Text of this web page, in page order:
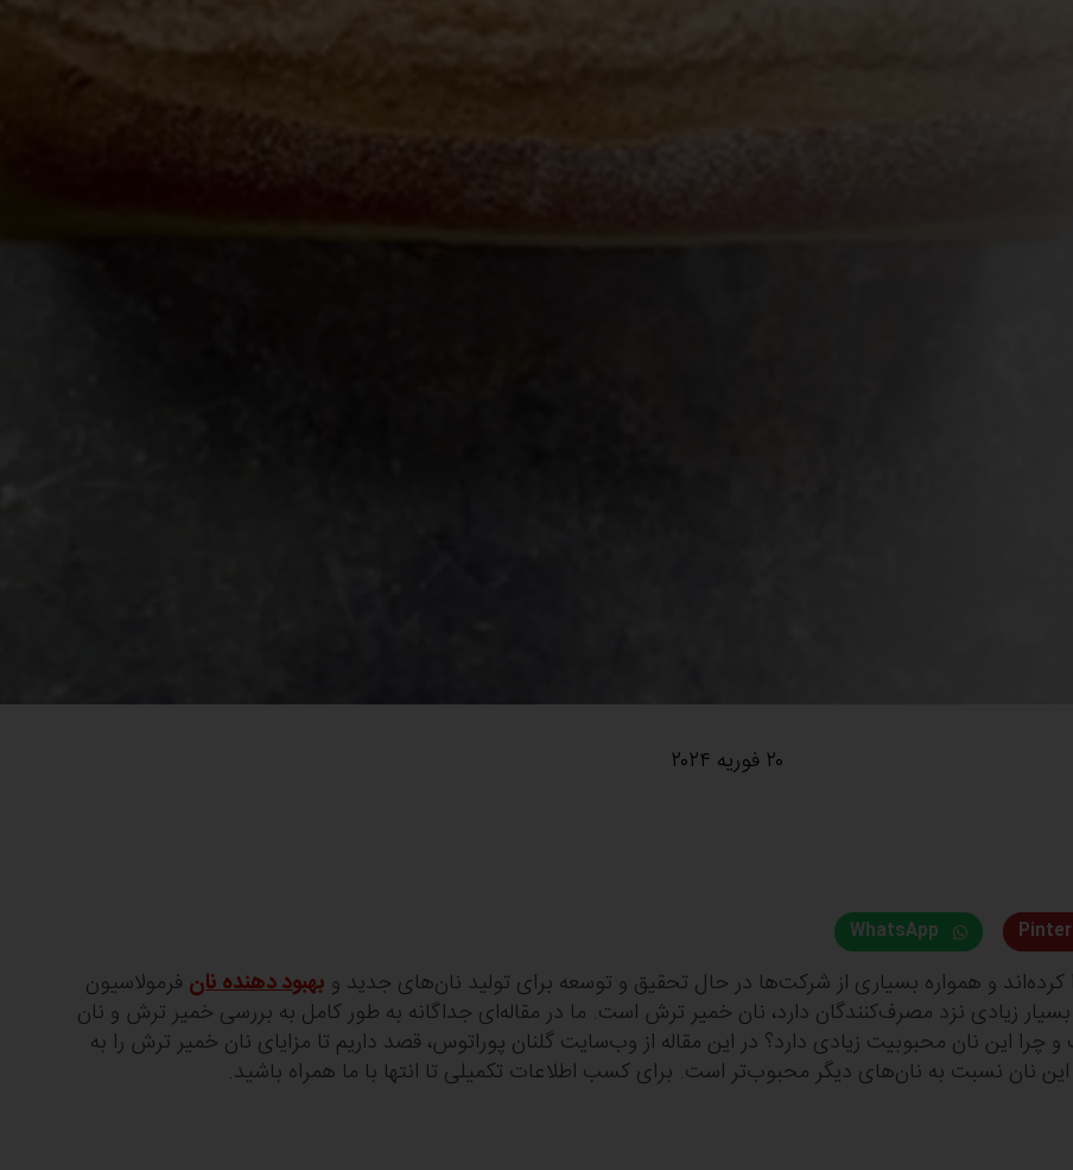
۲۰ فوریه ۲۰۲۴
WhatsApp
کرده‌اند و همواره بسیاری از شرکت‌ها در حال تحقیق و توسعه برای تولید نان‌های جدید و بهبود دهنده نان فرمولاسیون
زیادی نزد مصرف‌کنندگان دارد، نان خمیر ترش است. ما در مقاله‌ای جداگانه به طور کامل به بررسی خمیر ترش و نان
این نان محبوبیت زیادی دارد؟ در این مقاله از وب‌سایت گلنان پوراتوس، قصد داریم تا مزایای نان خمیر ترش را به
نان نسبت به نان‌های دیگر محبوب‌تر است. برای کسب اطلاعات تکمیلی تا انتها با ما همراه باشید.